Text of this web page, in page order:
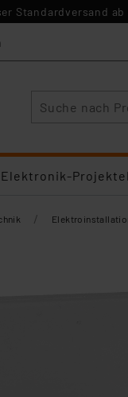
Standardversand ab
Projekte
/